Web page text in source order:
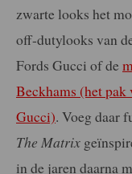
zwarte looks het
off-dutylooks van
Fords Gucci of de
Beckhams (het
Gucci). Voeg daar
The Matrix
in de jaren daarna